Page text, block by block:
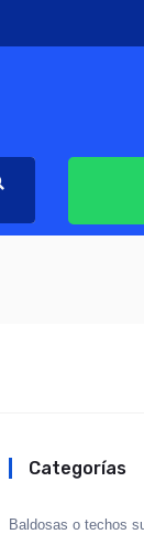
Categorías
Baldosas o techos